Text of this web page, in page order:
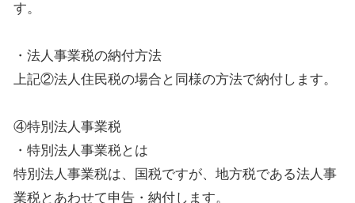
す。
・法人事業税の納付方法
上記②法人住民税の場合と同様の方法で納付します。
④特別法人事業税
・特別法人事業税とは
特別法人事業税は、国税ですが、地方税である法人事
業税とあわせて申告・納付します。